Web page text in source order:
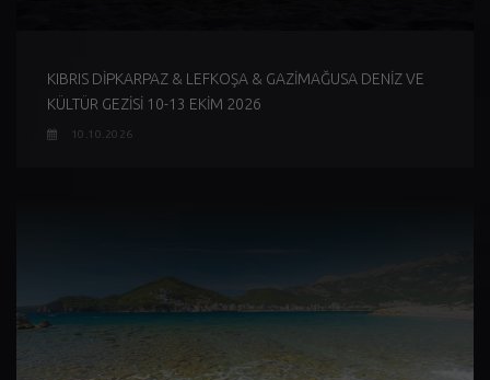
KIBRIS DİPKARPAZ & LEFKOŞA & GAZİMAĞUSA DENİZ VE
KÜLTÜR GEZİSİ 10-13 EKİM 2026
10.10.2026